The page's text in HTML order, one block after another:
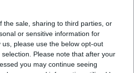
the sale, sharing to third parties, or
or sensitive information for
please use the below opt-out
Please note that after your
you may continue seeing
und Rezitationen bilden eine
die von historischen
bis in die Streaming-Gegenwart
steht „Leben in dieser Zeit“,
wiederholt